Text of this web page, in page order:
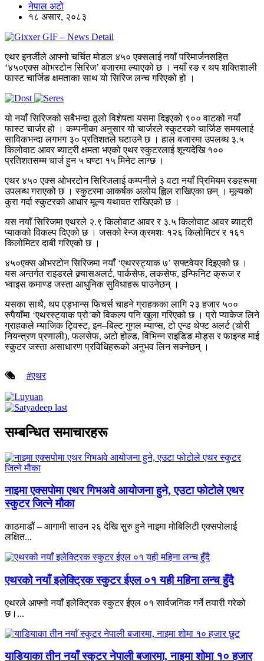
नेपाल अटो
१८ असार, २०८३
एथर इनर्जीले आफ्नो चर्चित मोडल ४५० एक्सलाई नयाँ परिमार्जनसहित
‘४५०एक्स ओभरटोन सिरिज’ बजारमा ल्याएको छ । नयाँ रङ र थप शक्तिशाली
फास्ट चार्जिङ क्षमताका साथ यो सिरिज लन्च गरिएको हो ।
यो नयाँ सिरिजको सबैभन्दा ठूलो विशेषता यसमा दिइएको ९०० वाटको नयाँ
फास्ट चार्जर हो । कम्पनीका अनुसार यो चार्जरले स्कुटरको चार्जिङ समयलाई
साविकभन्दा लगभग ३० प्रतिशतले घटाउने छ । हाल बजारमा उपलब्ध ३.५
किलोवाट आवर ब्याट्री क्षमता भएको एथर स्कुटरलाई शून्यदेखि १००
प्रतिशतसम्म चार्ज हुन ५ घण्टा १५ मिनेट लाग्छ ।
एथर ४५० एक्स ओभरटोन सिरिजलाई कम्पनीले ३ वटा नयाँ प्रिमियम रङहरूमा
उपलब्ध गराएको छ । स्कुटरमा आकर्षक अलोय ह्विल राखिएका छन् । मूल्यको
कुरा गर्दा स्कुटरको आधार मूल्य यथावत राखिएको छ ।
यस नयाँ सिरिजमा एथरले २.९ किलोवाट आवर र ३.५ किलोवाट आवर ब्याट्री
प्याकको विकल्प दिएको छ । जसको रेन्ज क्रमशः १२६ किलोमिटर र १६१
किलोमिटर दाबी गरिएको छ ।
४५०एक्स ओभरटोन सिरिजमा नयाँ ‘एथरस्ट्याक ७’ सफ्टवेयर दिइएको छ ।
यस अन्तर्गत राइडरले क्र्यासअलर्ट, पार्कसेफ, लकसेफ, इन्फिनिट क्रूज र
भ्वाइस कमाण्ड जस्ता आधुनिक सुविधाहरू पाउनेछन् ।
यसका साथै, थप एड्भान्स फिचर्स चाहने ग्राहकका लागि २३ हजार ५००
रुपैयाँमा ‘एथरस्ट्याक प्रो’को विकल्प पनि खुला गरिएको छ । प्रो प्याकेज लिने
ग्राहकले म्याजिक ट्विस्ट, इन–बिल्ट गुगल म्याप्स, टो एन्ड थेफ्ट अलर्ट (चोरी
नियन्त्रण प्रणाली), फलसेफ, अटो होल्ड, विभिन्न राइडिङ मोड्स र फाइन्ड माई
स्कुटर जस्ता असाधारण प्रविधिहरूको अनुभव लिन सक्नेछन् ।
#एथर
सम्बन्धित समाचारहरू
नाइमा एक्सपोमा एथर गिभअवे आयोजना हुने, एउटा फोटोले एथर
स्कुटर जित्ने मौका
काठमाडौं – आगामी साउन २६ देखि सुरु हुने नाइमा मोबिलिटी एक्सपोलाई
लक्षित...
एथरको नयाँ इलेक्ट्रिक स्कुटर ईएल ०१ यही महिना लन्च हुँदै
एथरले आफ्नो नयाँ इलेक्ट्रिक स्कुटर ईएल ०१ सार्वजनिक गर्ने तयारी गरेको
छ।...
याडियाका तीन नयाँ स्कुटर नेपाली बजारमा, नाइमा शोमा १० हजार